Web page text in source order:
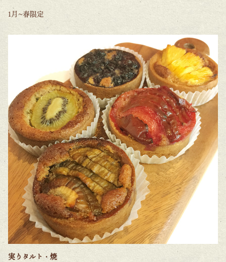
1月~春限定
実りタルト・焼